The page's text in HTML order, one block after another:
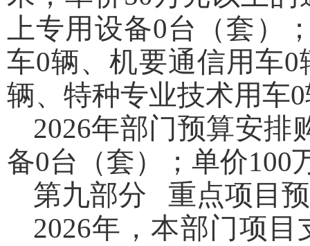
上专用设备0台（套）
车0辆、机要通信用车
辆、特种专业技术用车
2026年部门预算安排
备0台（套）；单价100
第九部分 重点项目
2026年，本部门项